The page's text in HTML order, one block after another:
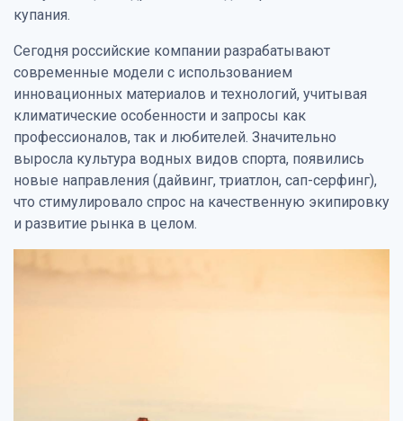
купания.
Сегодня российские компании разрабатывают
современные модели с использованием
инновационных материалов и технологий, учитывая
климатические особенности и запросы как
профессионалов, так и любителей. Значительно
выросла культура водных видов спорта, появились
новые направления (дайвинг, триатлон, сап-серфинг),
что стимулировало спрос на качественную экипировку
и развитие рынка в целом.